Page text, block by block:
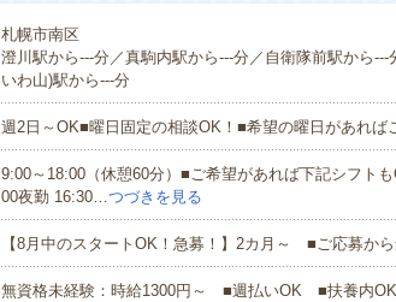
札幌市南区
澄川駅から---分／真駒内駅から---分／自衛隊前駅から
いわ山)駅から---分
週2日～OK■曜日固定の相談OK！■希望の曜日があれば
9:00～18:00（休憩60分）■ご希望があれば下記シフト
00夜勤 16:30…つづきを見る
【8月中のスタートOK！急募！】2カ月～ ■ご応募か
無資格未経験：時給1300円～ ■週払いOK ■扶養内